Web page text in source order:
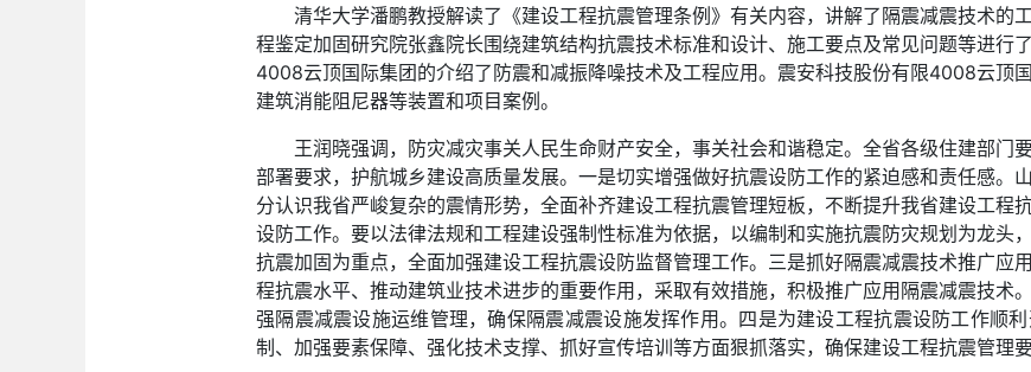
清华大学潘鹏教授解读了《建设工程抗震管理条例》有关内容，讲解了隔震减震技术的
程鉴定加固研究院张鑫院长围绕建筑结构抗震技术标准和设计、施工要点及常见问题等进行
4008云顶国际集团的介绍了防震和减振降噪技术及工程应用。震安科技股份有限4008云顶
建筑消能阻尼器等装置和项目案例。
王润晓强调，防灾减灾事关人民生命财产安全，事关社会和谐稳定。全省各级住建部门
部署要求，护航城乡建设高质量发展。一是切实增强做好抗震设防工作的紧迫感和责任感。
分认识我省严峻复杂的震情形势，全面补齐建设工程抗震管理短板，不断提升我省建设工程
设防工作。要以法律法规和工程建设强制性标准为依据，以编制和实施抗震防灾规划为龙头
抗震加固为重点，全面加强建设工程抗震设防监督管理工作。三是抓好隔震减震技术推广应
程抗震水平、推动建筑业技术进步的重要作用，采取有效措施，积极推广应用隔震减震技术
强隔震减震设施运维管理，确保隔震减震设施发挥作用。四是为建设工程抗震设防工作顺
制、加强要素保障、强化技术支撑、抓好宣传培训等方面狠抓落实，确保建设工程抗震管理要